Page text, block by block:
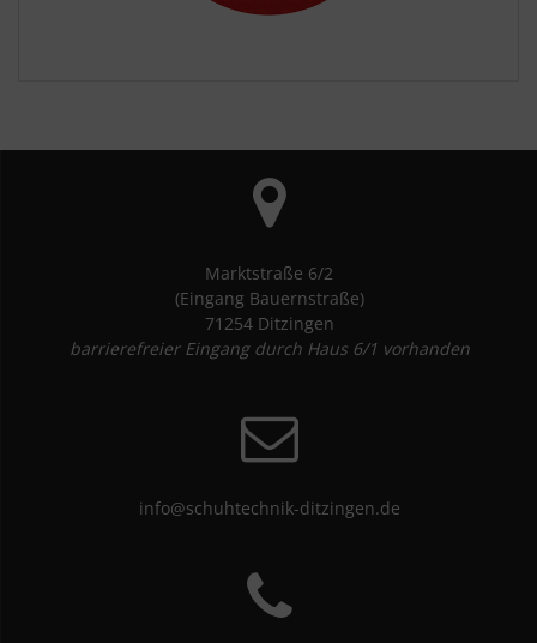
Marktstraße 6/2
(Eingang Bauernstraße)
71254 Ditzingen
barrierefreier Eingang durch Haus 6/1 vorhanden
info@schuhtechnik-ditzingen.de